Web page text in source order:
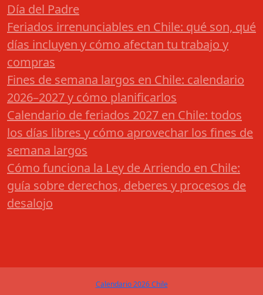
Día del Padre
Feriados irrenunciables en Chile: qué son, qué
días incluyen y cómo afectan tu trabajo y
compras
Fines de semana largos en Chile: calendario
2026–2027 y cómo planificarlos
Calendario de feriados 2027 en Chile: todos
los días libres y cómo aprovechar los fines de
semana largos
Cómo funciona la Ley de Arriendo en Chile:
guía sobre derechos, deberes y procesos de
desalojo
Calendario 2026 Chile